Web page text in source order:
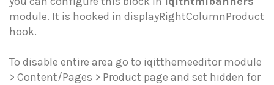
module. It is hooked in displayRightColumnProduct
hook.
To disable entire area go to iqitthemeeditor module
> Content/Pages > Product page and set hidden for